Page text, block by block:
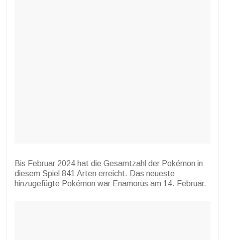
Bis Februar 2024 hat die Gesamtzahl der Pokémon in
diesem Spiel 841 Arten erreicht. Das neueste
hinzugefügte Pokémon war Enamorus am 14. Februar.